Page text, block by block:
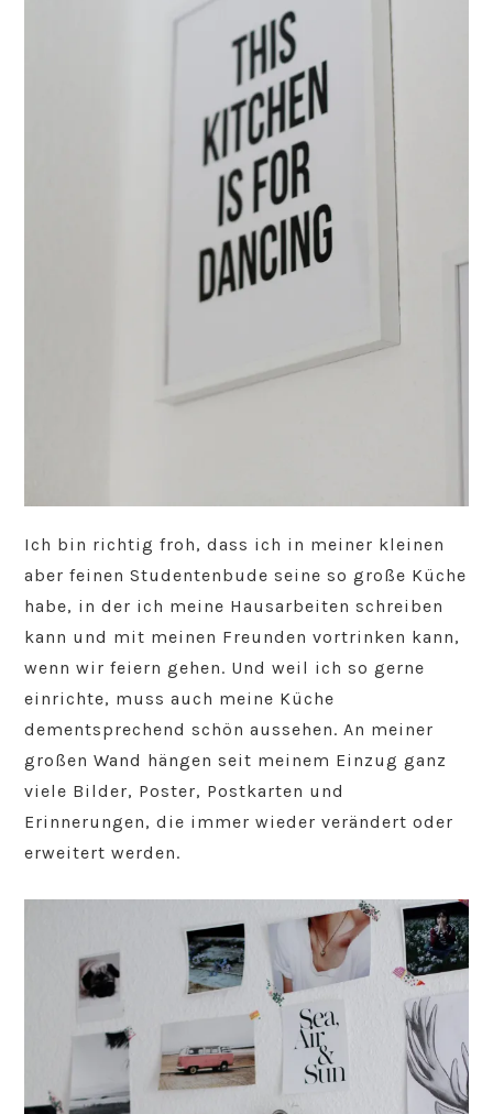
Ich bin richtig froh, dass ich in meiner kleinen
aber feinen Studentenbude seine so große Küche
habe, in der ich meine Hausarbeiten schreiben
kann und mit meinen Freunden vortrinken kann,
wenn wir feiern gehen. Und weil ich so gerne
einrichte, muss auch meine Küche
dementsprechend schön aussehen. An meiner
großen Wand hängen seit meinem Einzug ganz
viele Bilder, Poster, Postkarten und
Erinnerungen, die immer wieder verändert oder
erweitert werden.